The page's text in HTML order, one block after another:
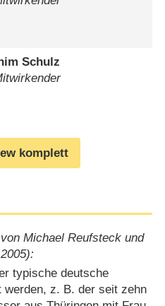
Schulz
komplett
Michael Reufsteck und
typische deutsche
werden, z. B. der seit zehn